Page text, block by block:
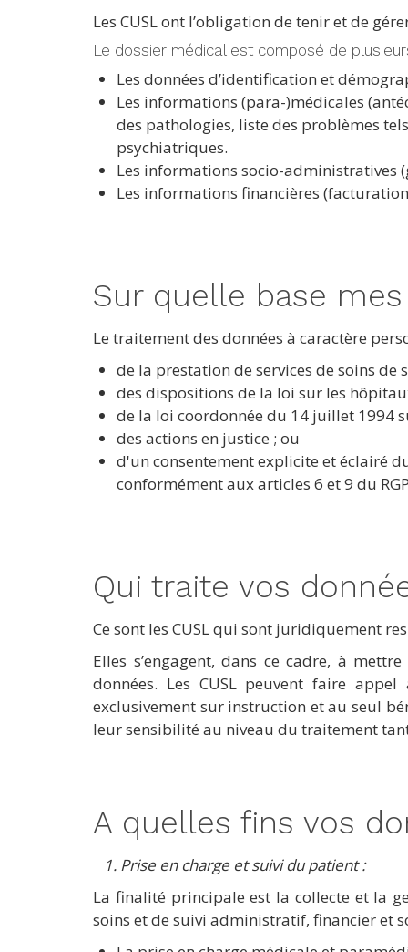
Les CUSL ont l’obligation de tenir et de
Le dossier médical est composé de
Les données d’identification et
Les informations (para-)médicales
des pathologies, liste des problèmes
psychiatriques.
Les informations socio-administratives
Les informations financières
Sur quelle base
Le traitement des données à caractère
de la prestation de services de soins
des dispositions de la loi sur les
de la loi coordonnée du 14 juillet 1994
des actions en justice ; ou
d'un consentement explicite et éclairé
conformément aux articles 6 et 9 du
Qui traite vos
Ce sont les CUSL qui sont juridiquement
Elles s’engagent, dans ce cadre, à
données. Les CUSL peuvent faire
exclusivement sur instruction et au seul
leur sensibilité au niveau du traitement
A quelles fins vos
1. Prise en charge et suivi du patient :
La finalité principale est la collecte et la
soins et de suivi administratif, financier et